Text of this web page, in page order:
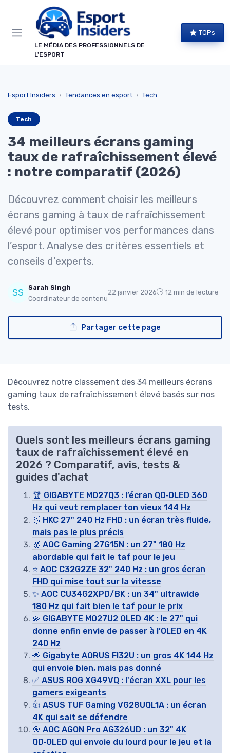
LE MÉDIA DES PROFESSIONNELS DE
L'ESPORT
TOPs
Esport Insiders Tendances en esport Tech
Tech
34 meilleurs écrans gaming
taux de rafraîchissement élevé
: notre comparatif (2026)
Découvrez comment choisir les meilleurs
écrans gaming à taux de rafraîchissement
élevé pour optimiser vos performances dans
l’esport. Analyse des critères essentiels et
conseils d’experts.
Sarah Singh
Coordinateur de contenu
22 janvier 2026 12 min de lecture
Partager cette page
Découvrez notre classement des 34 meilleurs écrans
gaming taux de rafraîchissement élevé basés sur nos
tests.
Quels sont les meilleurs écrans gaming
taux de rafraîchissement élevé en
2026 ? Comparatif, avis, tests &
guides d'achat
🏆 GIGABYTE MO27Q3 : l’écran QD‑OLED 360
Hz qui veut remplacer ton vieux 144 Hz
🥈 HKC 27" 240 Hz FHD : un écran très fluide,
mais pas le plus précis
🥉 AOC Gaming 27G15N : un 27" 180 Hz
abordable qui fait le taf pour le jeu
⭐ AOC C32G2ZE 32" 240 Hz : un gros écran
FHD qui mise tout sur la vitesse
✨ AOC CU34G2XPD/BK : un 34" ultrawide
180 Hz qui fait bien le taf pour le prix
💫 GIGABYTE MO27U2 OLED 4K : le 27" qui
donne enfin envie de passer à l’OLED en 4K
240 Hz
🌟 Gigabyte AORUS FI32U : un gros 4K 144 Hz
qui envoie bien, mais pas donné
✅ ASUS ROG XG49VQ : l'écran XXL pour les
gamers exigeants
👍 ASUS TUF Gaming VG28UQL1A : un écran
4K qui sait se défendre
🎯 AOC AGON Pro AG326UD : un 32" 4K
QD‑OLED qui envoie du lourd pour le jeu et la
Panneau de gestion des cookies